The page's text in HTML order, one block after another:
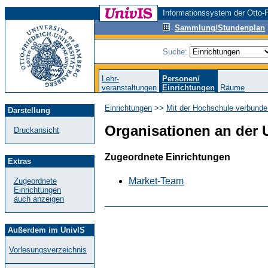
Informationssystem der
Sammlung/Stundenplan
Suche:
Lehr-
veranstaltungen
Personen/
Einrichtungen
Räume
Darstellung
Druckansicht
Extras
Zugeordnete
Einrichtungen
auch anzeigen
Außerdem im UnivIS
Vorlesungsverzeichnis
Einrichtungen >> Mit der Hochschule
Organisationen an der
Zugeordnete Einrichtungen
Market-Team